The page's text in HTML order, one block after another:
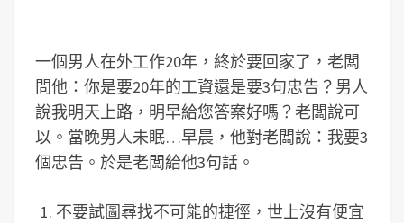
一個男人在外工作20年，終於要回家了，老闆
問他：你是要20年的工資還是要3句忠告？男人
說我明天上路，明早給您答案好嗎？老闆說可
以。當晚男人未眠…早晨，他對老闆說：我要3
個忠告。於是老闆給他3句話。
不要試圖尋找不可能的捷徑，世上沒有便宜